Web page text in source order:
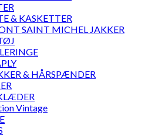
& KASKETTER
SAINT MICHEL JAKKER
& HÅRSPÆNDER
Vintage